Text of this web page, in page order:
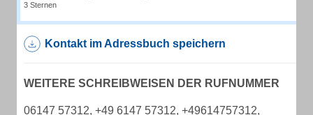
3 Sternen
Kontakt im Adressbuch speichern
WEITERE SCHREIBWEISEN DER RUFNUMMER
06147 57312, +49 6147 57312, +49614757312,